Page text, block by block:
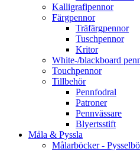
Kalligrafipennor
Färgpennor
Träfärgpennor
Tuschpennor
Kritor
White-/blackboard
Touchpennor
Tillbehör
Pennfodral
Patroner
Pennvässare
Blyertsstift
Måla & Pyssla
Målarböcker -